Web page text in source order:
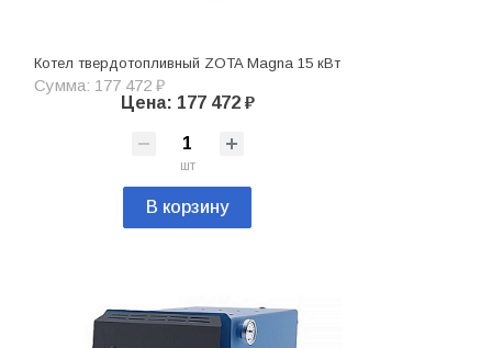
Котел твердотопливный ZOTA Magna 15 кВт
Сумма: 177 472 ₽
Цена: 177 472 ₽
шт
В корзину